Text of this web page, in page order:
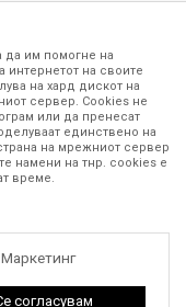
изложени на нашата
точни и прецизни,
ниту една грешка или
на залиха.
производот. Доколку
676, 070 275 363
(10-15ч)
да им помогне на
интернетот на своите
на хард дискот на
сервер. Cookies не
или да пренесат
единствено на
на мрежниот сервер
намени на тнр. сookies е
време.
Маркетинг
согласувам